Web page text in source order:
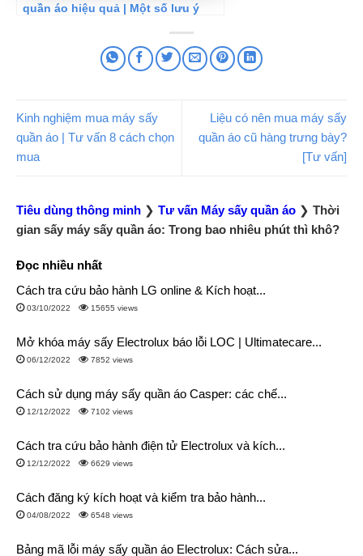
quần áo hiệu quả | Một số lưu ý
Kinh nghiệm mua máy sấy
quần áo | Tư vấn 8 cách chọn
mua
Liệu có nên mua máy sấy
quần áo cũ hàng trưng bày?
[Tư vấn]
Tiêu dùng thông minh ❯ Tư vấn Máy sấy quần áo ❯ Thời
gian sấy máy sấy quần áo: Trong bao nhiêu phút thì khô?
Đọc nhiều nhất
Cách tra cứu bảo hành LG online & Kích hoạt...
03/10/2022 15655 views
Mở khóa máy sấy Electrolux báo lỗi LOC | Ultimatecare...
06/12/2022 7852 views
Cách sử dụng máy sấy quần áo Casper: các chế...
12/12/2022 7102 views
Cách tra cứu bảo hành điện tử Electrolux và kích...
12/12/2022 6629 views
Cách đăng ký kích hoạt và kiểm tra bảo hành...
04/08/2022 6548 views
Bảng mã lỗi máy sấy quần áo Electrolux: Cách sửa...